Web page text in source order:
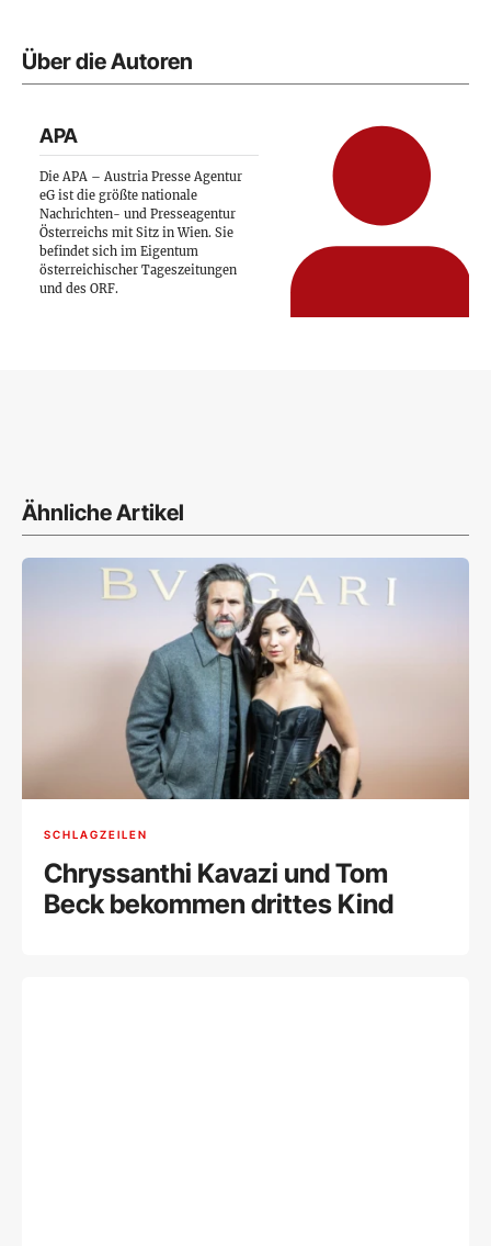
Über die Autoren
APA
Die APA – Austria Presse Agentur
eG ist die größte nationale
Nachrichten- und Presseagentur
Österreichs mit Sitz in Wien. Sie
befindet sich im Eigentum
österreichischer Tageszeitungen
und des ORF.
Ähnliche Artikel
SCHLAGZEILEN
Chryssanthi Kavazi und Tom
Beck bekommen drittes Kind